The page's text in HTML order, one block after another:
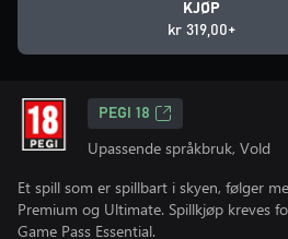
KJØP
kr 319,00+
PEGI 18
Upassende språkbruk, Vold
Et spill som er spillbart i skyen, følger
Premium og Ultimate. Spillkjøp kreves
Game Pass Essential.